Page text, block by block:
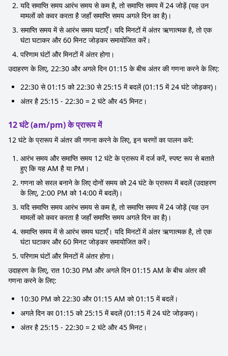
यदि समाप्ति समय आरंभ समय से कम है, तो समाप्ति समय में 24 जोड़ें (यह उन
मामलों को कवर करता है जहाँ समाप्ति समय अगले दिन का है)।
समाप्ति समय में से आरंभ समय घटाएँ। यदि मिनटों में अंतर ऋणात्मक है, तो एक
घंटा घटाकर और 60 मिनट जोड़कर समायोजित करें।
परिणाम घंटों और मिनटों में अंतर होगा।
उदाहरण के लिए, 22:30 और अगले दिन 01:15 के बीच अंतर की गणना करने के लिए:
22:30 से 01:15 को 22:30 से 25:15 में बदलें (01:15 में 24 घंटे जोड़कर)।
अंतर है 25:15 - 22:30 = 2 घंटे और 45 मिनट।
12 घंटे (am/pm) के प्रारूप में
12 घंटे के प्रारूप में अंतर की गणना करने के लिए, इन चरणों का पालन करें:
आरंभ समय और समाप्ति समय 12 घंटे के प्रारूप में दर्ज करें, स्पष्ट रूप से बताते
हुए कि यह AM है या PM।
गणना को सरल बनाने के लिए दोनों समय को 24 घंटे के प्रारूप में बदलें (उदाहरण
के लिए, 2:00 PM को 14:00 में बदलें)।
यदि समाप्ति समय आरंभ समय से कम है, तो समाप्ति समय में 24 जोड़ें (यह उन
मामलों को कवर करता है जहाँ समाप्ति समय अगले दिन का है)।
समाप्ति समय में से आरंभ समय घटाएँ। यदि मिनटों में अंतर ऋणात्मक है, तो एक
घंटा घटाकर और 60 मिनट जोड़कर समायोजित करें।
परिणाम घंटों और मिनटों में अंतर होगा।
उदाहरण के लिए, रात 10:30 PM और अगले दिन 01:15 AM के बीच अंतर की
गणना करने के लिए:
10:30 PM को 22:30 और 01:15 AM को 01:15 में बदलें।
अगले दिन का 01:15 को 25:15 में बदलें (01:15 में 24 घंटे जोड़कर)।
अंतर है 25:15 - 22:30 = 2 घंटे और 45 मिनट।